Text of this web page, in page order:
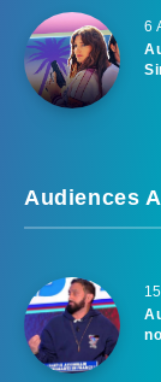
6
Audiences